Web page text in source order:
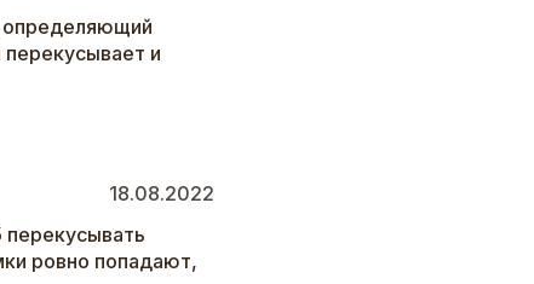
определяющий
перекусывает и
18.08.2022
перекусывать
ровно попадают,